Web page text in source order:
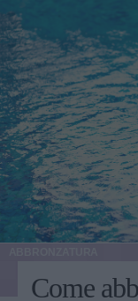
Come